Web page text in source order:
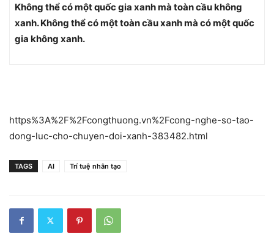
Không thể có một quốc gia xanh mà toàn cầu không
xanh. Không thể có một toàn cầu xanh mà có một quốc
gia không xanh.
https%3A%2F%2Fcongthuong.vn%2Fcong-nghe-so-tao-
dong-luc-cho-chuyen-doi-xanh-383482.html
TAGS AI Trí tuệ nhân tạo